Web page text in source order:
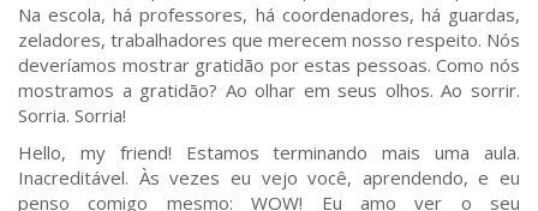
Na escola, há professores, há coordenadores, há guardas,
zeladores, trabalhadores que merecem nosso respeito. Nós
deveríamos mostrar gratidão por estas pessoas. Como nós
mostramos a gratidão? Ao olhar em seus olhos. Ao sorrir.
Sorria. Sorria!
Hello, my friend! Estamos terminando mais uma aula.
Inacreditável. Às vezes eu vejo você, aprendendo, e eu
penso comigo mesmo: WOW! Eu amo ver o seu